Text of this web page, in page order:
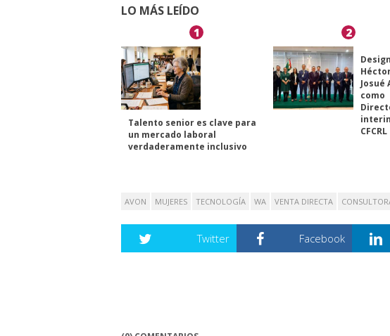
LO MÁS LEÍDO
1
Talento senior es clave para
un mercado laboral
verdaderamente inclusivo
2
Josué
como
CFCRL
AVON MUJERES TECNOLOGÍA WA VENTA DIRECTA
Twitter Facebook